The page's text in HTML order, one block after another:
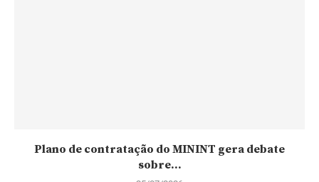
Plano de contratação do MININT gera debate
sobre...